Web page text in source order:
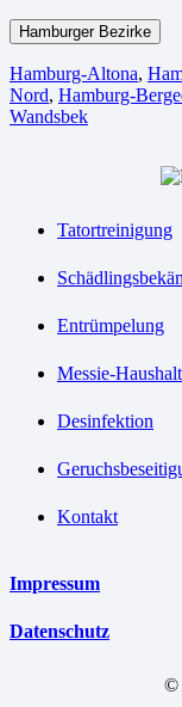
Hamburger Bezirke
Hamburg-Altona,
Nord, Hamburg-
Wandsbek
Tatortreinigung
Entrümpelung
Messie-Haushalt
Desinfektion
Kontakt
Impressum
Datenschutz
©